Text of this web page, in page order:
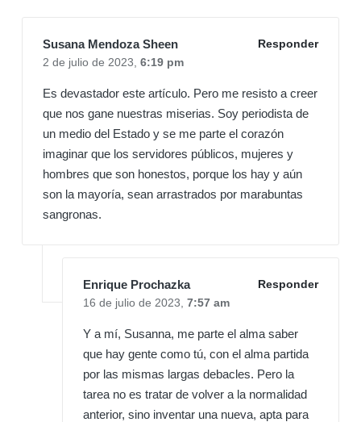
Susana Mendoza Sheen
Responder
2 de julio de 2023, 6:19 pm
Es devastador este artículo. Pero me resisto a creer
que nos gane nuestras miserias. Soy periodista de
un medio del Estado y se me parte el corazón
imaginar que los servidores públicos, mujeres y
hombres que son honestos, porque los hay y aún
son la mayoría, sean arrastrados por marabuntas
sangronas.
Enrique Prochazka
Responder
16 de julio de 2023, 7:57 am
Y a mí, Susanna, me parte el alma saber
que hay gente como tú, con el alma partida
por las mismas largas debacles. Pero la
tarea no es tratar de volver a la normalidad
anterior, sino inventar una nueva, apta para